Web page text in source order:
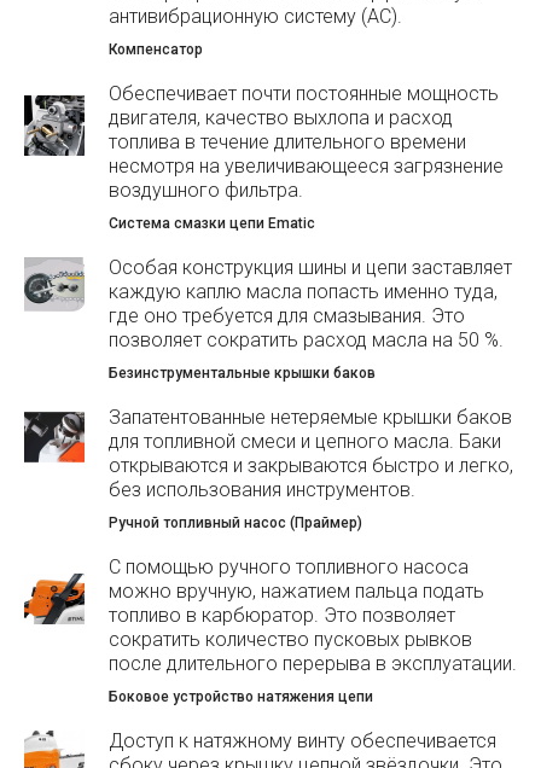
антивибрационную систему (АС).
Компенсатор
Обеспечивает почти постоянные мощность
двигателя, качество выхлопа и расход
топлива в течение длительного времени
несмотря на увеличивающееся загрязнение
воздушного фильтра.
Система смазки цепи Ematic
Особая конструкция шины и цепи заставляет
каждую каплю масла попасть именно туда,
где оно требуется для смазывания. Это
позволяет сократить расход масла на 50 %.
Безинструментальные крышки баков
Запатентованные нетеряемые крышки баков
для топливной смеси и цепного масла. Баки
открываются и закрываются быстро и легко,
без использования инструментов.
Ручной топливный насос (Праймер)
С помощью ручного топливного насоса
можно вручную, нажатием пальца подать
топливо в карбюратор. Это позволяет
сократить количество пусковых рывков
после длительного перерыва в эксплуатации.
Боковое устройство натяжения цепи
Доступ к натяжному винту обеспечивается